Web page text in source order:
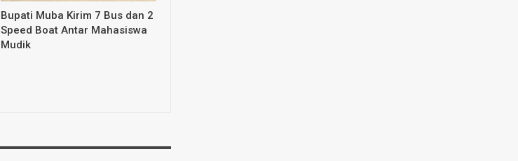
Bupati Muba Kirim 7 Bus dan 2
Speed Boat Antar Mahasiswa
Mudik